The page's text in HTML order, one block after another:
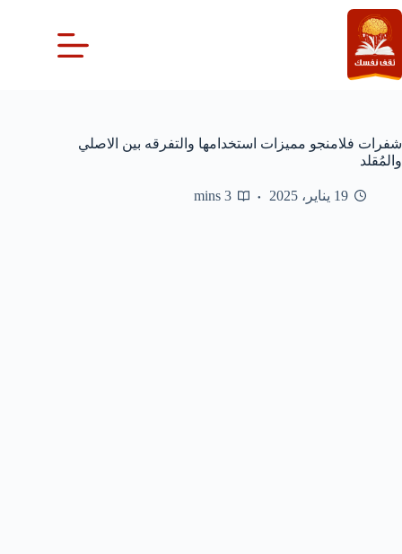
التجاوز
إلى
المحتوى
شفرات فلامنجو مميزات استخدامها والتفرقه بين الاصلي
والمُقلد
19 يناير، 2025 3 mins